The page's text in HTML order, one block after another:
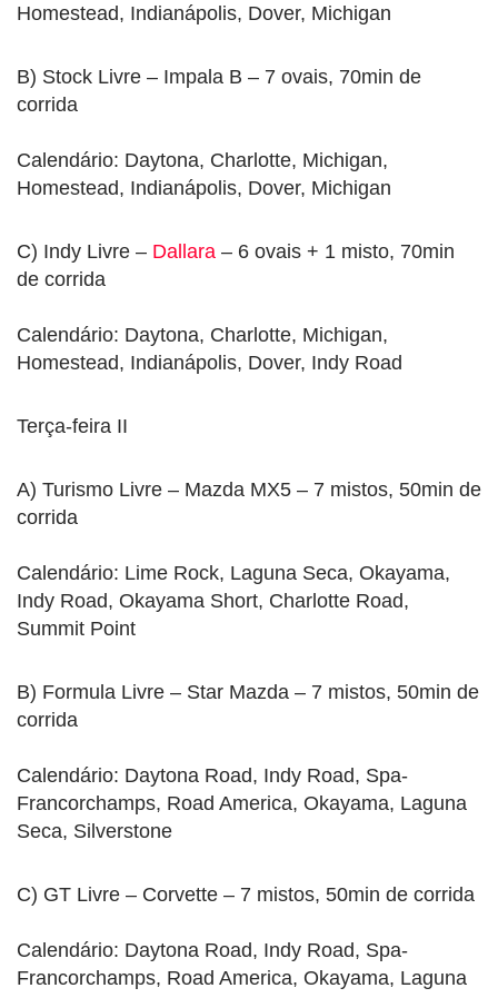
Homestead, Indianápolis, Dover, Michigan
B) Stock Livre – Impala B – 7 ovais, 70min de
corrida
Calendário: Daytona, Charlotte, Michigan,
Homestead, Indianápolis, Dover, Michigan
C) Indy Livre – Dallara – 6 ovais + 1 misto, 70min
de corrida
Calendário: Daytona, Charlotte, Michigan,
Homestead, Indianápolis, Dover, Indy Road
Terça-feira II
A) Turismo Livre – Mazda MX5 – 7 mistos, 50min de
corrida
Calendário: Lime Rock, Laguna Seca, Okayama,
Indy Road, Okayama Short, Charlotte Road,
Summit Point
B) Formula Livre – Star Mazda – 7 mistos, 50min de
corrida
Calendário: Daytona Road, Indy Road, Spa-
Francorchamps, Road America, Okayama, Laguna
Seca, Silverstone
C) GT Livre – Corvette – 7 mistos, 50min de corrida
Calendário: Daytona Road, Indy Road, Spa-
Francorchamps, Road America, Okayama, Laguna